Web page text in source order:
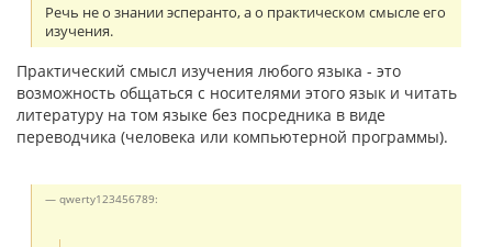
Речь не о знании эсперанто, а о практическом смысле его
изучения.
Практический смысл изучения любого языка - это
возможность общаться с носителями этого язык и читать
литературу на том языке без посредника в виде
переводчика (человека или компьютерной программы).
qwerty123456789: